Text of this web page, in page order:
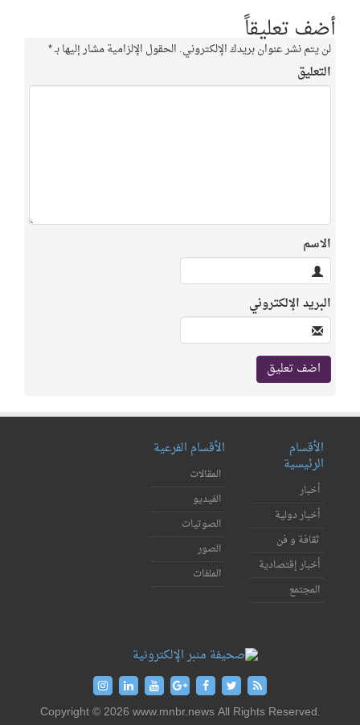
أضف تعليقاً
لن يتم نشر عنوان بريدك الإلكتروني. الحقول الإلزامية مشار إليها بـ*
التعليق
الاسم
البريد الإلكتروني
الأقسام
الرئيسية
أخبار
أخبار دولية
ثقافة و فن
أخبار إقتصادية
المجتمع
الأقسام الفرعية
المقالات
الفيديو
الصوتيات
الصور
الملفات
Copyright © 2026 www.mnbr.news All Rights Reserved.